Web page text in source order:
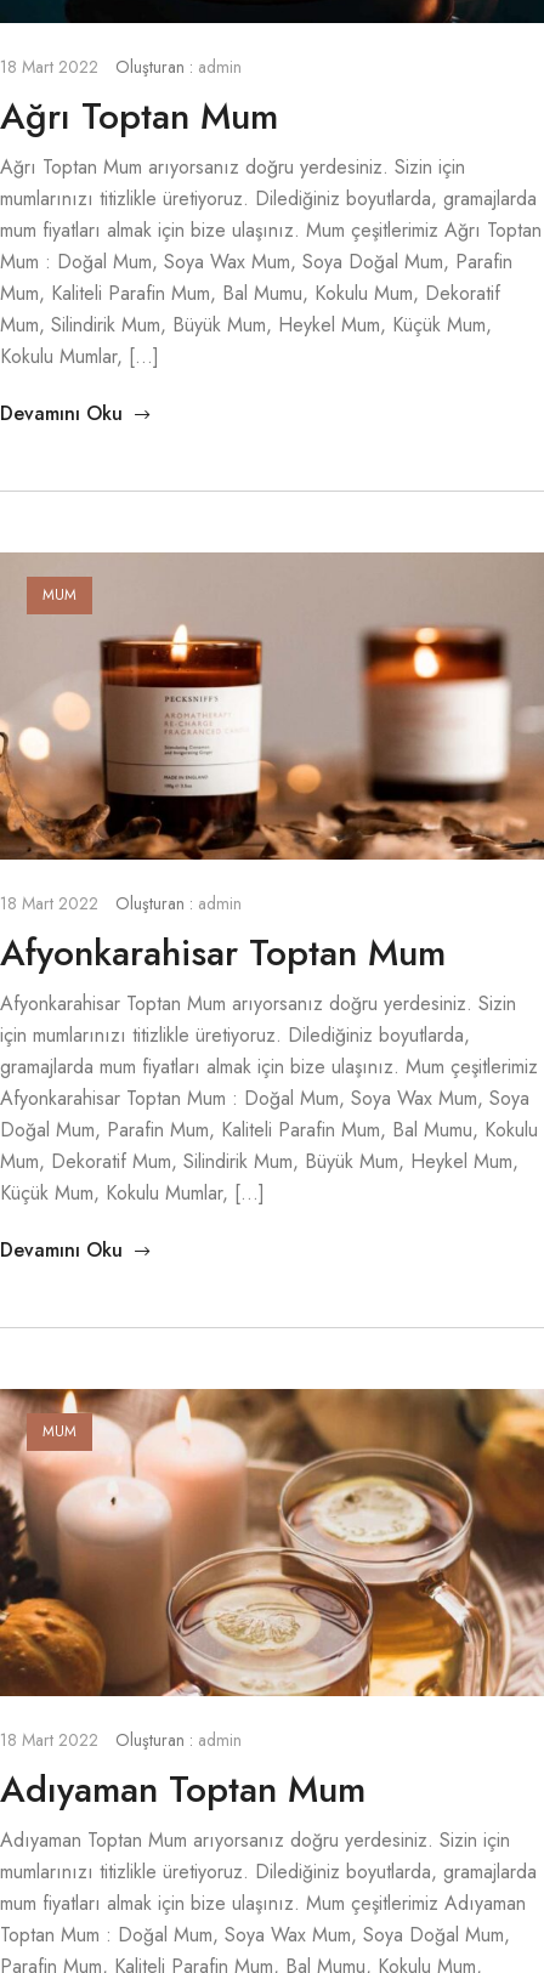
18 Mart 2022 Oluşturan : admin
Ağrı Toptan Mum
Ağrı Toptan Mum arıyorsanız doğru yerdesiniz. Sizin için
mumlarınızı titizlikle üretiyoruz. Dilediğiniz boyutlarda, gramajlarda
mum fiyatları almak için bize ulaşınız. Mum çeşitlerimiz Ağrı Toptan
Mum : Doğal Mum, Soya Wax Mum, Soya Doğal Mum, Parafin
Mum, Kaliteli Parafin Mum, Bal Mumu, Kokulu Mum, Dekoratif
Mum, Silindirik Mum, Büyük Mum, Heykel Mum, Küçük Mum,
Kokulu Mumlar, […]
Devamını Oku
MUM
18 Mart 2022 Oluşturan : admin
Afyonkarahisar Toptan Mum
Afyonkarahisar Toptan Mum arıyorsanız doğru yerdesiniz. Sizin
için mumlarınızı titizlikle üretiyoruz. Dilediğiniz boyutlarda,
gramajlarda mum fiyatları almak için bize ulaşınız. Mum çeşitlerimiz
Afyonkarahisar Toptan Mum : Doğal Mum, Soya Wax Mum, Soya
Doğal Mum, Parafin Mum, Kaliteli Parafin Mum, Bal Mumu, Kokulu
Mum, Dekoratif Mum, Silindirik Mum, Büyük Mum, Heykel Mum,
Küçük Mum, Kokulu Mumlar, […]
Devamını Oku
MUM
18 Mart 2022 Oluşturan : admin
Adıyaman Toptan Mum
Adıyaman Toptan Mum arıyorsanız doğru yerdesiniz. Sizin için
mumlarınızı titizlikle üretiyoruz. Dilediğiniz boyutlarda, gramajlarda
mum fiyatları almak için bize ulaşınız. Mum çeşitlerimiz Adıyaman
Toptan Mum : Doğal Mum, Soya Wax Mum, Soya Doğal Mum,
Parafin Mum, Kaliteli Parafin Mum, Bal Mumu, Kokulu Mum,